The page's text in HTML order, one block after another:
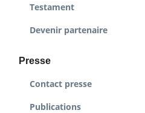
Testament
Devenir partenaire
Presse
Contact presse
Publications